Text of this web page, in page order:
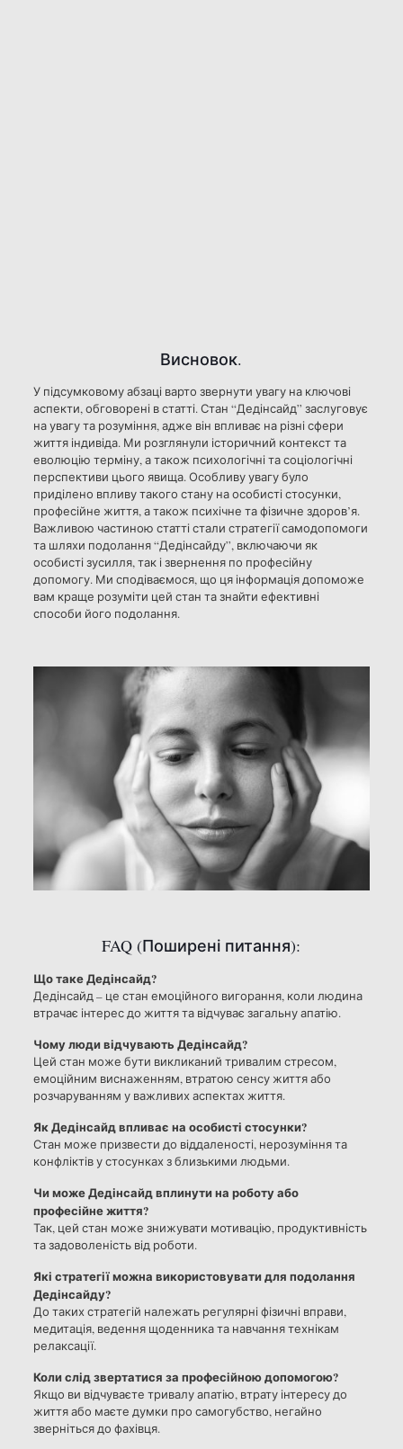
Висновок.
У підсумковому абзаці варто звернути увагу на ключові
аспекти, обговорені в статті. Стан “Дедінсайд” заслуговує
на увагу та розуміння, адже він впливає на різні сфери
життя індивіда. Ми розглянули історичний контекст та
еволюцію терміну, а також психологічні та соціологічні
перспективи цього явища. Особливу увагу було
приділено впливу такого стану на особисті стосунки,
професійне життя, а також психічне та фізичне здоров’я.
Важливою частиною статті стали стратегії самодопомоги
та шляхи подолання “Дедінсайду”, включаючи як
особисті зусилля, так і звернення по професійну
допомогу. Ми сподіваємося, що ця інформація допоможе
вам краще розуміти цей стан та знайти ефективні
способи його подолання.
FAQ (Поширені питання):
Що таке Дедінсайд?
Дедінсайд – це стан емоційного вигорання, коли людина
втрачає інтерес до життя та відчуває загальну апатію.
Чому люди відчувають Дедінсайд?
Цей стан може бути викликаний тривалим стресом,
емоційним виснаженням, втратою сенсу життя або
розчаруванням у важливих аспектах життя.
Як Дедінсайд впливає на особисті стосунки?
Стан може призвести до віддаленості, нерозуміння та
конфліктів у стосунках з близькими людьми.
Чи може Дедінсайд вплинути на роботу або
професійне життя?
Так, цей стан може знижувати мотивацію, продуктивність
та задоволеність від роботи.
Які стратегії можна використовувати для подолання
Дедінсайду?
До таких стратегій належать регулярні фізичні вправи,
медитація, ведення щоденника та навчання технікам
релаксації.
Коли слід звертатися за професійною допомогою?
Якщо ви відчуваєте тривалу апатію, втрату інтересу до
життя або маєте думки про самогубство, негайно
зверніться до фахівця.